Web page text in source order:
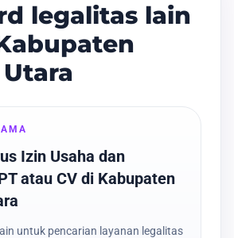
legalitas lain
Izin Usaha dan
atau CV di Kabupaten
untuk pencarian layanan legalitas